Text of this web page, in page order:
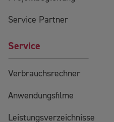
Service Partner
Service
Verbrauchsrechner
Anwendungsfilme
Leistungsverzeichnisse